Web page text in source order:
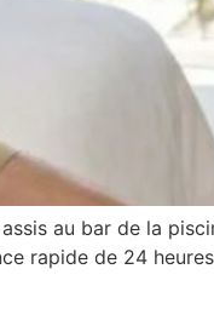
au bar de la
rapide de 24